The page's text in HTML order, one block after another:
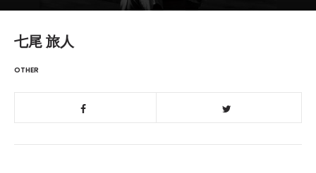
七尾 旅人
OTHER